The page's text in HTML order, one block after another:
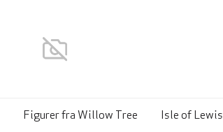
Figurer fra Willow Tree
Isle of Lewis